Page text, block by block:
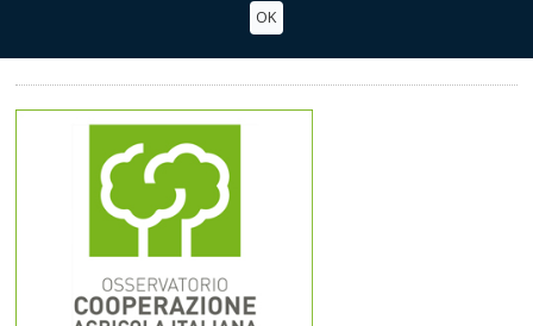
OK